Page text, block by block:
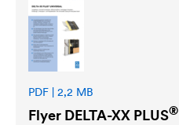
PDF | 2,2 MB
Flyer DELTA-XX PLUS®